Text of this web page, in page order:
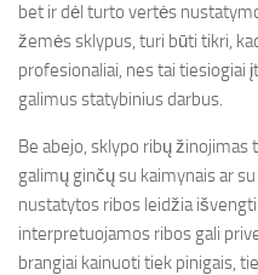
bet ir dėl turto vertės
žemės sklypus, turi būti tikri,
profesionaliai, nes tai tiesiogiai
galimus statybinius darbus.
Be abejo, sklypo ribų žinojimas
galimų ginčų su kaimynais ar
nustatytos ribos leidžia
interpretuojamos ribos gali
brangiai kainuoti tiek pinigais,